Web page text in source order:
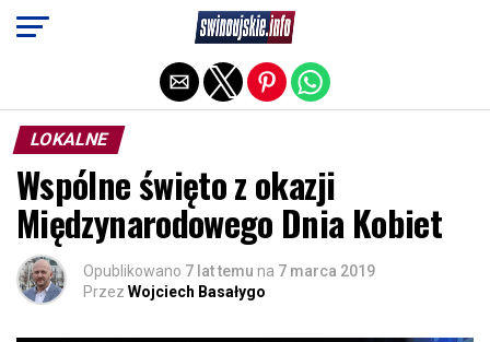
LOKALNE
Wspólne święto z okazji
Międzynarodowego Dnia Kobiet
Opublikowano 7 lat temu na 7 marca 2019
Przez Wojciech Basałygo
Exit mobile version